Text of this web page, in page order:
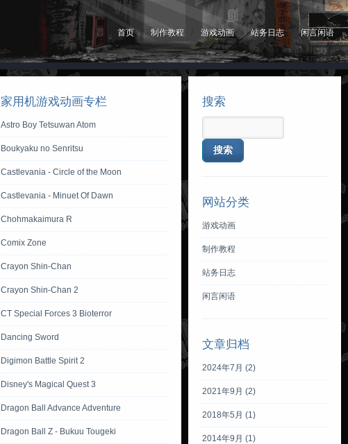
首页 制作教程 游戏动画 站务日志 闲言闲语
家用机游戏动画专栏
Astro Boy Tetsuwan Atom
Boukyaku no Senritsu
Castlevania - Circle of the Moon
Castlevania - Minuet Of Dawn
Chohmakaimura R
Comix Zone
Crayon Shin-Chan
Crayon Shin-Chan 2
CT Special Forces 3 Bioterror
Dancing Sword
Digimon Battle Spirit 2
Disney's Magical Quest 3
Dragon Ball Advance Adventure
Dragon Ball Z - Bukuu Tougeki
搜索
网站分类
游戏动画
制作教程
站务日志
闲言闲语
文章归档
2024年7月 (2)
2021年9月 (2)
2018年5月 (1)
2014年9月 (1)